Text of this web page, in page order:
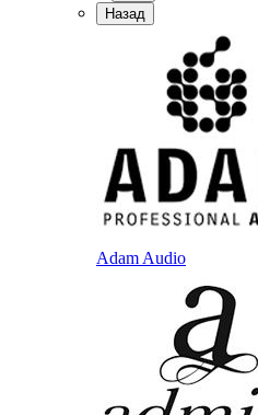
Назад
Adam Audio